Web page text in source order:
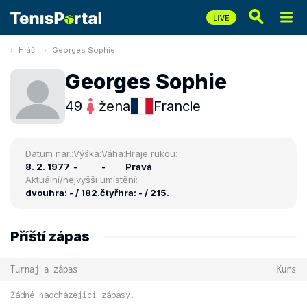
Hráči Georges Sophie
Georges Sophie
49 žena Francie
Datum nar.:
8. 2. 1977
Výška:
-
Váha:
-
Hraje rukou:
Pravá
Aktuální/nejvyšší umístění:
dvouhra: - / 182.čtyřhra: - / 215.
Příští zápas
Turnaj a zápas Kurs
Žádné nadcházející zápasy.